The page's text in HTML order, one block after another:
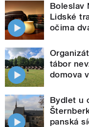
Boleslav
Lidské
očima
tábor
domova
Bydlet u
panská